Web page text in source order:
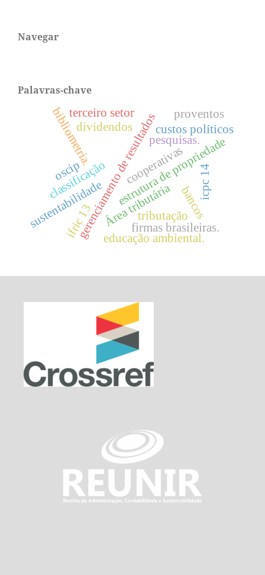
Navegar
Palavras-chave
classificação
Área tributária
tributação
gerenciamento de resultadosestrutura de propriedade
firmas brasileiras.
bibliometria.
bancos
pesquisas.
terceiro setor
oscip
sustentabilidade
educação ambiental.
custos políticos
ifric 13
icpc 14
cooperativas
dividendos
proventos